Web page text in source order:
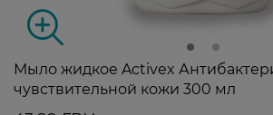
Мыло жидкое Activex
чувствительной кожи 300 мл